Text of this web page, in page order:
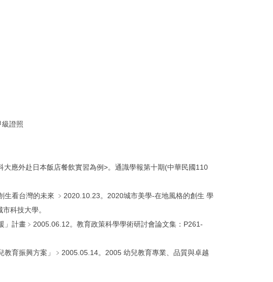
級證照
應外赴日本飯店餐飲實習為例>。通識學報第十期(中華民國110
生看台灣的未來 ﹥2020.10.23。2020城市美學-在地風格的創生 學
科技大學。
計畫﹥2005.06.12。教育政策科學學術研討會論文集：P261-
教育振興方案」﹥2005.05.14。2005 幼兒教育專業、品質與卓越